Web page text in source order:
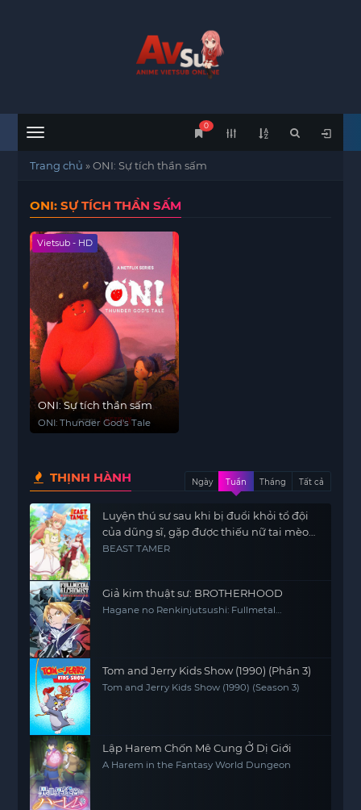
Menu
0
Trang chủ »ONI: Sự tích thần sấm
ONI: SỰ TÍCH THẦN SẤM
Vietsub - HD
ONI: Sự tích thần sấm
ONI: Thunder God's Tale
THỊNH HÀNH Ngày Tuần Tháng Tất cả
Luyện thú sư sau khi bị đuổi khỏi tổ đội
của dũng sĩ, gặp được thiếu nữ tai mèo
của chủng tộc mạnh nhất
BEAST TAMER
Giả kim thuật sư: BROTHERHOOD
Hagane no Renkinjutsushi: Fullmetal
Tom and Jerry Kids Show (1990) (Phần 3)
Tom and Jerry Kids Show (1990) (Season 3)
Lập Harem Chốn Mê Cung Ở Dị Giới
A Harem in the Fantasy World Dungeon